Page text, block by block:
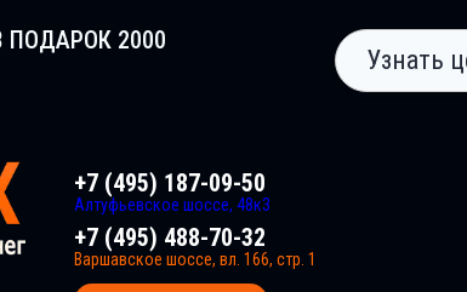
2000
Узнать
+7 (495) 187-09-50
Алтуфьевское шоссе, 48к3
+7 (495) 488-70-32
Варшавское шоссе, вл. 166, стр. 1